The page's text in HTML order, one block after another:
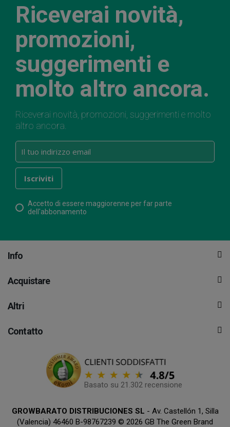
Riceverai novità,
promozioni,
suggerimenti e
molto altro ancora.
Riceverai novità, promozioni, suggerimenti e molto
altro ancora.
Accetto di essere maggiorenne per far parte
dell'abbonamento
Info
Acquistare
Altri
Contatto
Basato su 21.302 recensione
GROWBARATO DISTRIBUCIONES SL - Av. Castellón 1, Silla
(Valencia) 46460 B-98767239 © 2026 GB The Green Brand